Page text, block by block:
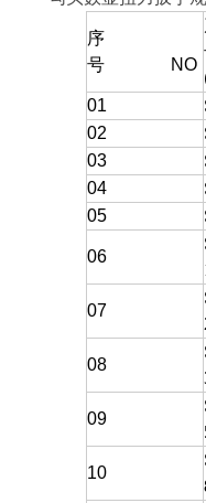
序
号 NO
01
02
03
04
05
06
07
08
09
10